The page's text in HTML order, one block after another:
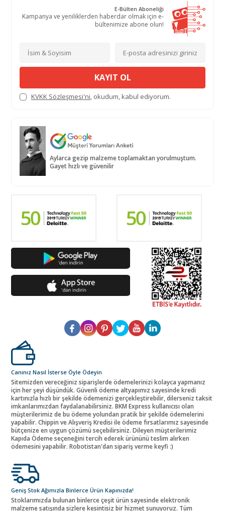
E-Bülten Aboneliği
Kampanya ve yeniliklerden haberdar olmak için e-
bültenimize abone olun!
KAYIT OL
KVKK Sözleşmesi'ni, okudum, kabul ediyorum.
Aylarca gezip malzeme toplamaktan yorulmuştum.
Gayet hızlı ve güvenilir
Canınız Nasıl İsterse Öyle Ödeyin
Sitemizden vereceğiniz siparişlerde ödemelerinizi kolayca yapmanız
için her şeyi düşündük. Güvenli ödeme altyapımız sayesinde kredi
kartınızla hızlı bir şekilde ödemenizi gerçekleştirebilir, dilerseniz taksit
imkanlarımızdan faydalanabilirsiniz. BKM Express kullanıcısı olan
müşterilerimiz de bu ödeme yolundan pratik bir şekilde ödemelerini
yapabilir. Chippin ve Alışveriş Kredisi ile ödeme fırsatlarımız sayesinde
bütçenize en uygun çözümü seçebilirsiniz. Dileyen müşterilerimiz
Kapıda Ödeme seçeneğini tercih ederek ürününü teslim alırken
ödemesini yapabilir. Robotistan'dan sipariş verme keyfi :)
Geniş Stok Ağımızla Binlerce Ürün Kapınızda!
Stoklarımızda bulunan binlerce çeşit ürün sayesinde elektronik
malzeme satışında sizlere kesintisiz bir hizmet sunuyoruz. Tüm